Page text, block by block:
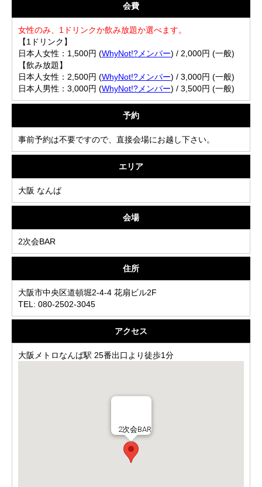
会費
女性のみ、1ドリンクか飲み放題か選べます。
【1ドリンク】
日本人女性：1,500円 (WhyNot!?メンバー) / 2,000円 (一般)
【飲み放題】
日本人女性：2,500円 (WhyNot!?メンバー) / 3,000円 (一般)
日本人男性：3,000円 (WhyNot!?メンバー) / 3,500円 (一般)
予約
事前予約は不要ですので、直接会場にお越し下さい。
エリア
大阪 なんば
会場
2次会BAR
住所
大阪市中央区道頓堀2-4-4 花扇ビル2F
TEL: 080-2502-3045
アクセス
大阪メトロなんば駅 25番出口より徒歩1分
2次会BAR